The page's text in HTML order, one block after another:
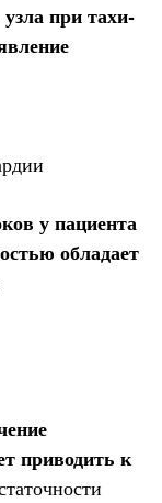
при тахи-
у пациента
обладает
приводить к